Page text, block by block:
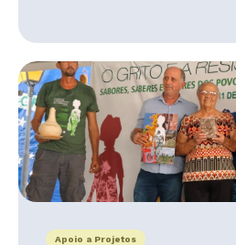
Apoio a Projetos